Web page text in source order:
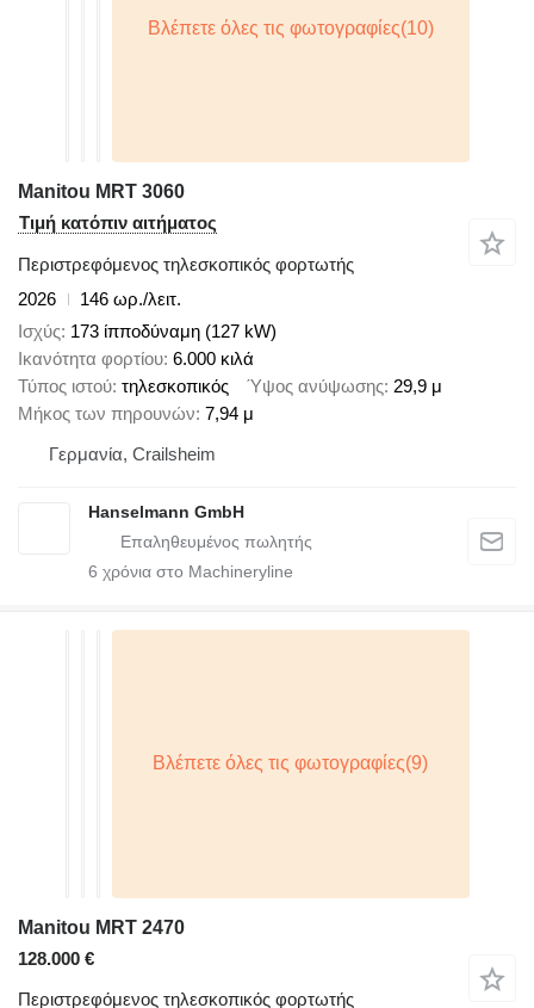
Manitou MRT 3060
Τιμή κατόπιν αιτήματος
Περιστρεφόμενος τηλεσκοπικός φορτωτής
2026
146 ωρ./λειτ.
Ισχύς 173 ίπποδύναμη (127 kW)
Ικανότητα φορτίου 6.000 κιλά
Τύπος ιστού τηλεσκοπικός Ύψος ανύψωσης 29,9 μ
Μήκος των πηρουνών 7,94 μ
Γερμανία, Crailsheim
Hanselmann GmbH
6 χρόνια στο Machineryline
Manitou MRT 2470
128.000 €
Περιστρεφόμενος τηλεσκοπικός φορτωτής